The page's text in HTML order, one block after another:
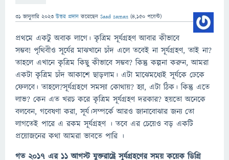
31 জানুয়ারি 2023 উত্তর প্রদান করেছেন Saad zaman (4,150 পয়েন্ট)
প্রথমে একটু অবাক লাগে। কৃত্রিম সূর্যগ্রহণ আবার কীভাবে
সম্ভব! পৃথিবীও সূর্যের মাঝখানে চাঁদ এলে তবেই না সূর্যগ্রহণ, তাই না?
তাহলে এখানে কৃত্রিম কিছু কীভাবে সম্ভব? কিন্তু কল্পনা করুন, আমরা
একটা কৃত্রিম চাঁদ আকাশে ছাড়লাম। এটা মাঝেমধ্যেই সূর্যকে ঢেকে
ফেলবে। তাহলে?সূর্যগ্রহণে সমস্যা কোথায়? হ্যা, এটা ঠিক। কিন্তু এতে
লাভ? কেন এত খরচ করে কৃত্রিম সূর্যগ্রহণ দরকার? হয়তাে অনেকে
বলবেন, গবেষণা করা, সূর্য।সম্পর্কে আরও জানাবােঝার জন্য তাে
লাগতেই পারে এ রকম সূর্যগ্রহণ । তবে এর চেয়েও বড় একটি
প্রয়ােজনের কথা আমরা ভাবতে পারি ।
গত ২০১৭ এর ১১ আগস্ট যুক্তরাষ্ট্রে সূর্যগ্রহণের সময় কয়েক ডিগ্রি